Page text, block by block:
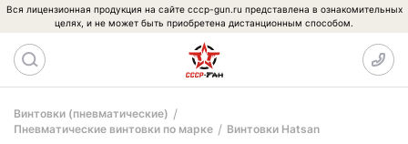
Вся лицензионная продукция на сайте cccp-gun.ru представлена в ознакомительных
целях, и не может быть приобретена дистанционным способом.
Винтовки (пневматические)
Пневматические винтовки по марке
Винтовки Hatsan